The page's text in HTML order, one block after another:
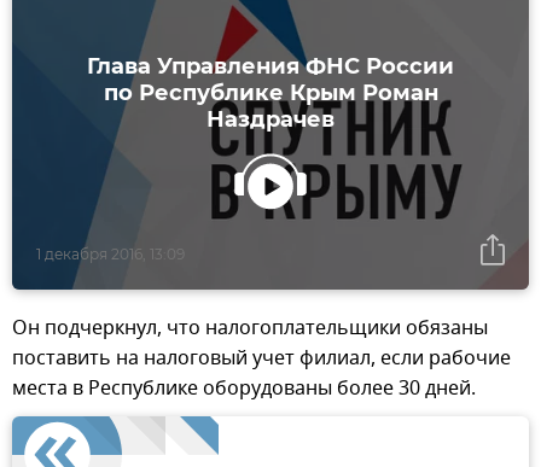
Глава Управления ФНС России
по Республике Крым Роман
Наздрачев
1 декабря 2016, 13:09
Он подчеркнул, что налогоплательщики обязаны
поставить на налоговый учет филиал, если рабочие
места в Республике оборудованы более 30 дней.